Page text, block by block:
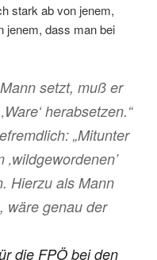
stark ab von jenem,
jenem, dass man bei
setzt, muß er
herabsetzen.“
„Mitunter
Hierzu als Mann
wäre genau der
die FPÖ bei den